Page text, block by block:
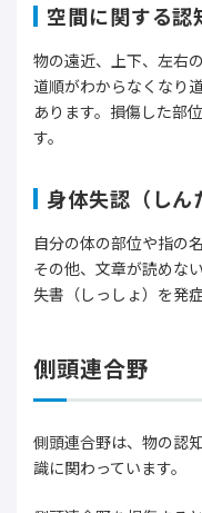
空間に関する認
物の遠近、上下、左右
道順がわからなくなり
あります。損傷した部
す。
身体失認（しん
自分の体の部位や指の
その他、文章が読めな
失書（しっしょ）を発
側頭連合野
側頭連合野は、物の認
識に関わっています。